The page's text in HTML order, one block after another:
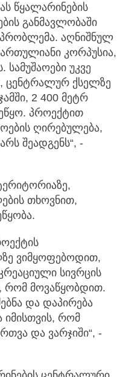
წყალარინების
განმავლობაში
პრობლემა. აღნიშნულ
კორპუსია,
უკვე
ცენტრალურ ქსელზე
2 400 მეტრ
პროექტით
ღირებულება,
შეადგენს“, -
თხოვნით,
ვიმყოფებოდით,
სივრცის
რომ მოვაწყობდით.
და დაპირება
რომ
და ვარჯიში“, -